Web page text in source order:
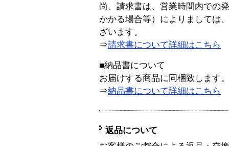
尚、請求書は、営業時間内での
かかる場合等）によりましては
ざいます。
⇒請求書について詳細はこちら
■納品書について
お届けする商品に同梱致します。
⇒納品書について詳細はこちら
返品について